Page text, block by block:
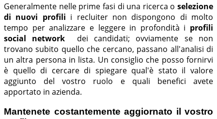
Generalmente nelle prime fasi di una ricerca o selezione
di nuovi profili i recluiter non dispongono di molto
tempo per analizzare e leggere in profondità i profili
social network
dei candidati; ovviamente se non
trovano subito quello che cercano, passano all'analisi di
un altra persona in lista. Un consiglio che posso fornirvi
è quello di cercare di spiegare qual'è stato il valore
aggiunto del vostro ruolo e quali benefici avete
apportato in azienda.
Mantenete costantemente aggiornato il vostro